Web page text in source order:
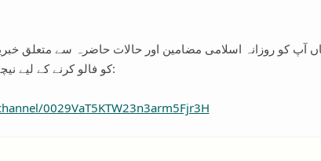
آپ کو روزانہ اسلامی مضامین اور حالات حاضرہ سے متعلق
کو فالو کرنے کے لیے نیچے دیے گئے لنک پر کلک کریں:
0029VaT5KTW23n3arm5Fjr3H